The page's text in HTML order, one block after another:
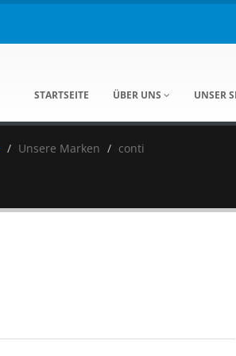
STARTSEITE ÜBER UNS UNSER
Unsere Marken conti